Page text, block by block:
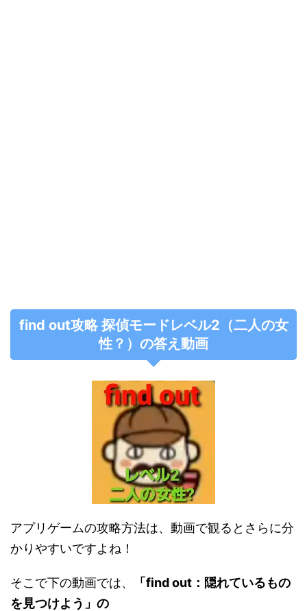
find out攻略 探偵モードレベル2（二人の女
性？）の答え動画
アプリゲームの攻略方法は、動画で観るとさらに分
かりやすいですよね！
そこで下の動画では、
「find out：隠れているもの
を見つけよう」の